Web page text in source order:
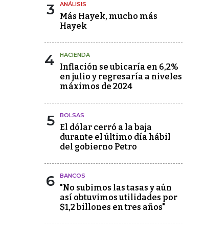
3 ANÁLISIS
Más Hayek, mucho más
Hayek
4 HACIENDA
Inflación se ubicaría en 6,2%
en julio y regresaría a niveles
máximos de 2024
5 BOLSAS
El dólar cerró a la baja
durante el último día hábil
del gobierno Petro
6 BANCOS
"No subimos las tasas y aún
así obtuvimos utilidades por
$1,2 billones en tres años"